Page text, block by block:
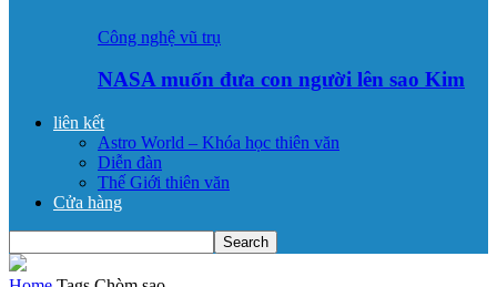
Công nghệ vũ trụ
NASA muốn đưa con người lên sao Kim
liên kết
Astro World – Khóa học thiên văn
Diễn đàn
Thế Giới thiên văn
Cửa hàng